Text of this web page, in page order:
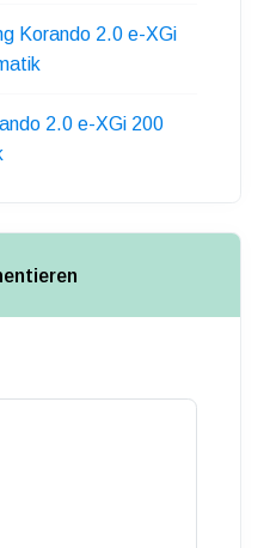
Korando 2.0 e-XGi
2.0 e-XGi 200